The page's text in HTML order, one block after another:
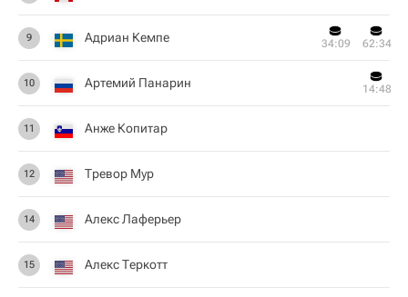
9 Адриан Кемпе 34:09 62:34
10 Артемий Панарин 14:48
11 Анже Копитар
12 Тревор Мур
14 Алекс Лаферьер
15 Алекс Теркотт